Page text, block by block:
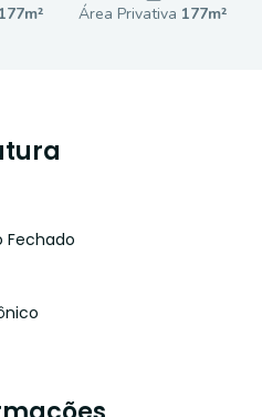
177m² Área Privativa 177m²
Fechado